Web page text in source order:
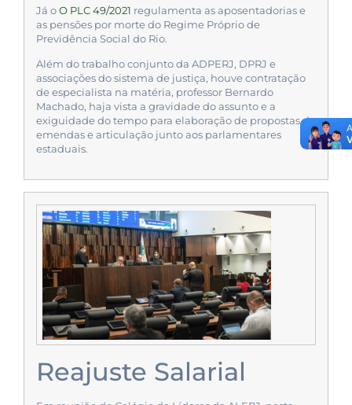
Já o O PLC 49/2021 regulamenta as aposentadorias e
as pensões por morte do Regime Próprio de
Previdência Social do Rio.
Além do trabalho conjunto da ADPERJ, DPRJ e
associações do sistema de justiça, houve contratação
de especialista na matéria, professor Bernardo
Machado, haja vista a gravidade do assunto e a
exiguidade do tempo para elaboração de propostas de
emendas e articulação junto aos parlamentares
estaduais.
Reajuste Salarial